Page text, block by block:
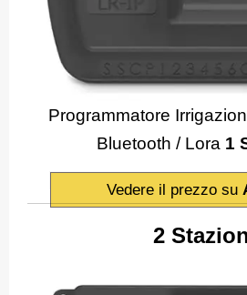
Programmatore
Bluetooth / Lora 1
Vedere il prezzo su
2